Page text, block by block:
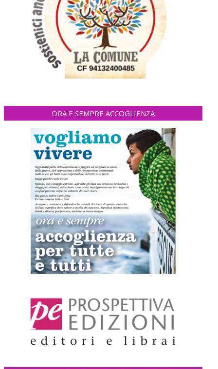
ORA E SEMPRE ACCOGLIENZA